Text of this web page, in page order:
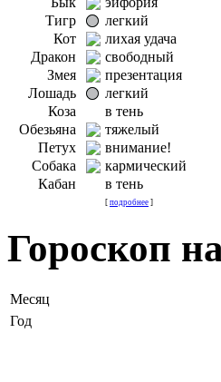
Тигр
легкий
Кот
лихая удача
Дракон
свободный
Змея
презентация
Лошадь
легкий
Коза
в тень
Обезьяна
тяжелый
Петух
внимание!
Собака
кармический
Кабан
в тень
[ подробнее ]
Гороскоп
Месяц
Год